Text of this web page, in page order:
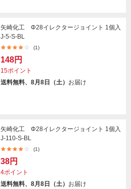
矢崎化工 Φ28イレクタージョイント 1個入
J-5-S-BL
(1)
148円
15ポイント
送料無料、8月8日（土） お届け
矢崎化工 Φ28イレクタージョイント 1個入
J-110-S-BL
(1)
38円
4ポイント
送料無料、8月8日（土） お届け